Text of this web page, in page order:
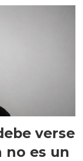
verse
no es un